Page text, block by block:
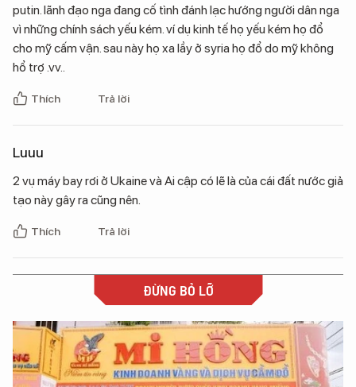
putin. lãnh đạo nga đang cố tình đánh lạc hướng người dân nga
vì những chính sách yếu kém. ví dụ kinh tế họ yếu kém họ đổ
cho mỹ cấm vận. sau này họ xa lầy ở syria họ đổ do mỹ không
hổ trợ .vv..
Thích Trả lời
Luuu
2 vụ máy bay rơi ở Ukaine và Ai cập có lẽ là của cái đất nước giả
tạo này gây ra cũng nên.
Thích Trả lời
ĐỪNG BỎ LỠ